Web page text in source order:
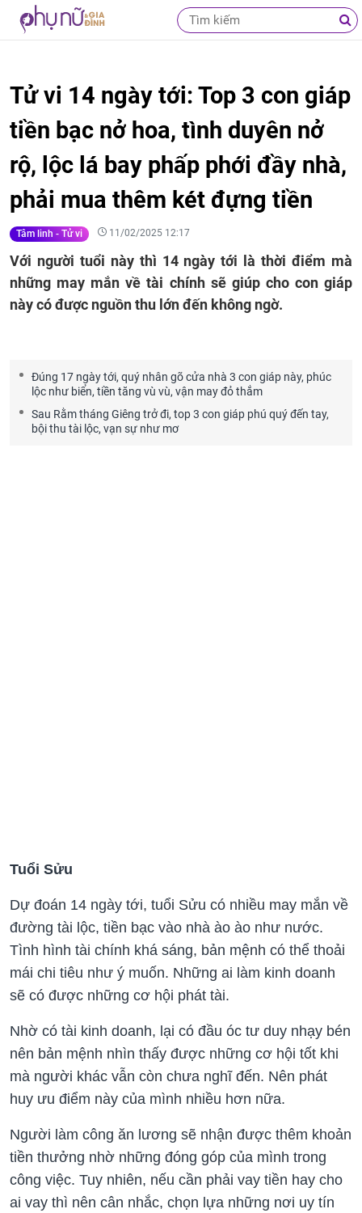
Tử vi 14 ngày tới: Top 3 con giáp
tiền bạc nở hoa, tình duyên nở
rộ, lộc lá bay phấp phới đầy nhà,
phải mua thêm két đựng tiền
Tâm linh - Tử vi 11/02/2025 12:17
Với người tuổi này thì 14 ngày tới là thời điểm mà
những may mắn về tài chính sẽ giúp cho con giáp
này có được nguồn thu lớn đến không ngờ.
Đúng 17 ngày tới, quý nhân gõ cửa nhà 3 con giáp này, phúc
lộc như biển, tiền tăng vù vù, vận may đỏ thắm
Sau Rằm tháng Giêng trở đi, top 3 con giáp phú quý đến tay,
bội thu tài lộc, vạn sự như mơ
Tuổi Sửu
Dự đoán 14 ngày tới, tuổi Sửu có nhiều may mắn về
đường tài lộc, tiền bạc vào nhà ào ào như nước.
Tình hình tài chính khá sáng, bản mệnh có thể thoải
mái chi tiêu như ý muốn. Những ai làm kinh doanh
sẽ có được những cơ hội phát tài.
Nhờ có tài kinh doanh, lại có đầu óc tư duy nhạy bén
nên bản mệnh nhìn thấy được những cơ hội tốt khi
mà người khác vẫn còn chưa nghĩ đến. Nên phát
huy ưu điểm này của mình nhiều hơn nữa.
Người làm công ăn lương sẽ nhận được thêm khoản
tiền thưởng nhờ những đóng góp của mình trong
công việc. Tuy nhiên, nếu cần phải vay tiền hay cho
ai vay thì nên cân nhắc, chọn lựa những nơi uy tín